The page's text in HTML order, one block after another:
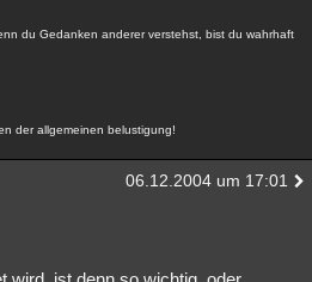
du Gedanken anderer verstehst, bist du wahrhaft
der allgemeinen belustigung!
06.12.2004 um 17:01